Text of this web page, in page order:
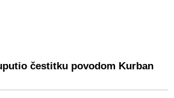
čestitku povodom Kurban